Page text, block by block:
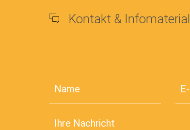
Kontakt & Infomaterial